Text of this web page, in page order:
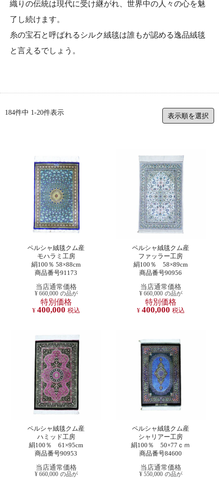
織りの伝統は現代に受け継がれ、世界中の人々の心を魅
了し続けます。
糸の宝石と呼ばれるシルク絨毯は誰もが認める逸品絨毯
と言えるでしょう。
184件中 1-20件表示
ペルシャ絨毯クム産
モハラミ工房
絹100％ 58×88cm
商品番号91173
当店通常価格
¥ 660,000 の品が
特別価格
¥ 400,000 税込
ペルシャ絨毯クム産
ファッラー工房
絹100％ 58×89cm
商品番号90956
当店通常価格
¥ 660,000 の品が
特別価格
¥ 400,000 税込
ペルシャ絨毯クム産
ハミッド工房
絹100％ 61×95cm
商品番号90953
当店通常価格
¥ 660,000 の品が
ペルシャ絨毯クム産
シャリアー工房
絹100％ 50×77ｃｍ
商品番号84600
当店通常価格
¥ 550,000 の品が